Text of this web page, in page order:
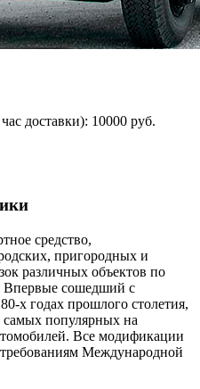
доставки): 10000 руб.
средство,
пригородных и
различных объектов по
Впервые сошедший с
х годах прошлого столетия,
самых популярных на
Все модификации
Международной